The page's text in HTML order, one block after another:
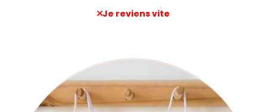
Je reviens vite